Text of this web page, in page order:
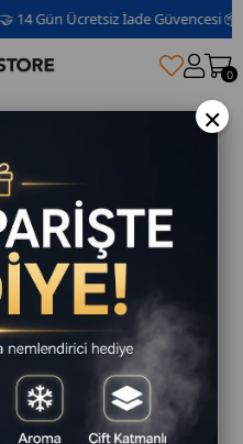
Gün Ücretsiz İade Güvencesi 📦 | 2
0
×